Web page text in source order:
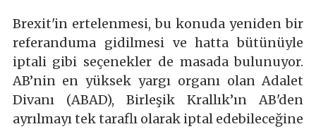
Brexit'in ertelenmesi, bu konuda yeniden bir
referanduma gidilmesi ve hatta bütünüyle
iptali gibi seçenekler de masada bulunuyor.
AB’nin en yüksek yargı organı olan Adalet
Divanı (ABAD), Birleşik Krallık’ın AB'den
ayrılmayı tek taraflı olarak iptal edebileceğine